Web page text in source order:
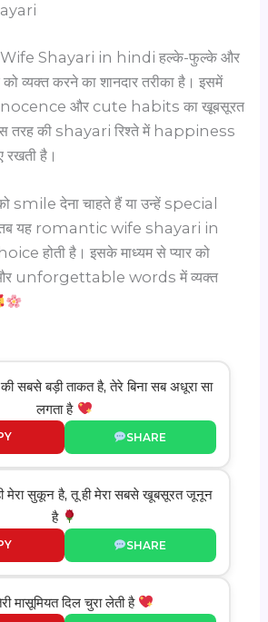
Shayari in hindi हल्के-फुल्के और
व्यक्त करने का शानदार तरीका है। इसमें
और cute habits का खूबसूरत
इस तरह की shayari रिश्ते में happiness
है।
smile देना चाहते हैं या उन्हें special
तब यह romantic wife shayari in
होती है। इसके माध्यम से प्यार को
unforgettable words में व्यक्त
सबसे बड़ी ताकत है, तेरे बिना सब अधूरा सा
लगता है
SHARE
मेरा सुकून है, तू ही मेरा सबसे खूबसूरत जूनून
है
SHARE
मासूमियत दिल चुरा लेती है